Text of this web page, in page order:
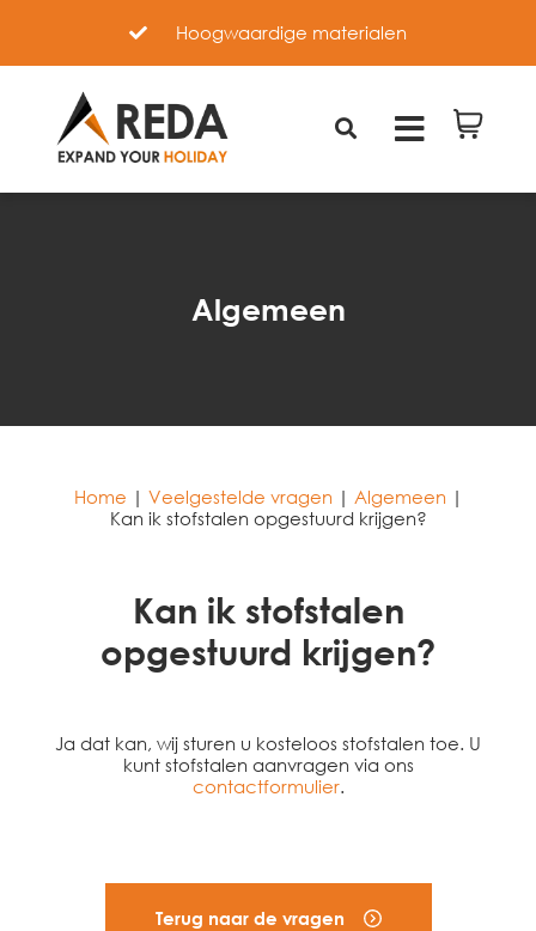
Hoogwaardige materialen
Algemeen
Home | Veelgestelde vragen | Algemeen |
Kan ik stofstalen opgestuurd krijgen?
Kan ik stofstalen
opgestuurd krijgen?
Ja dat kan, wij sturen u kosteloos stofstalen toe. U
kunt stofstalen aanvragen via ons
contactformulier.
Terug naar de vragen